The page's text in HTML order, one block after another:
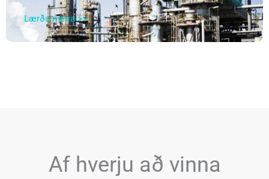
Lærðu meira >>
Af hverju að vinna